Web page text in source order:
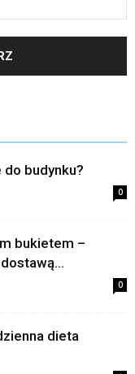
budynku?
0
bukietem –
0
dieta